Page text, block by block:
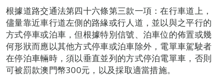
根據道路交通法第四十六條第三款一項：在行車道上，
儘量靠近車行道左側的路緣或行人道，並以與之平行的
方式停車或泊車，但根據特別信號、泊車位的佈置或幾
何形狀而應以其他方式停車或泊車除外，電單車駕駛者
在停泊車輛時，須以垂直並列的方式停泊電單車，否則
可被罰款澳門幣300元，以及採取適當措施。